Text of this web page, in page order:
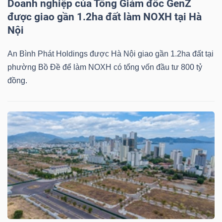
Doanh nghiệp của Tổng Giám đốc GenZ
được giao gần 1.2ha đất làm NOXH tại Hà
Nội
An Bình Phát Holdings được Hà Nội giao gần 1.2ha đất tại
phường Bồ Đề để làm NOXH có tổng vốn đầu tư 800 tỷ
đồng.
liệu
chính